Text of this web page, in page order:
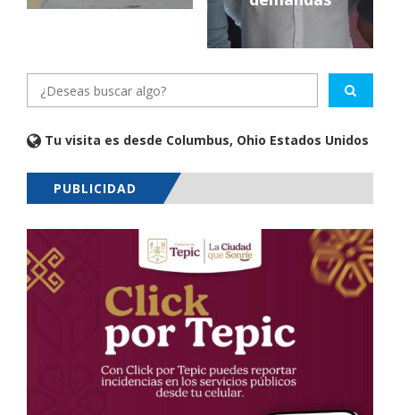
Tu visita es desde Columbus, Ohio Estados Unidos
PUBLICIDAD